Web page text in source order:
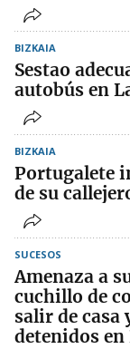
BIZKAIA
Sestao
autobús en
BIZKAIA
Portugalete
de su
SUCESOS
Amenaza a
cuchillo de
salir de casa
detenidos en